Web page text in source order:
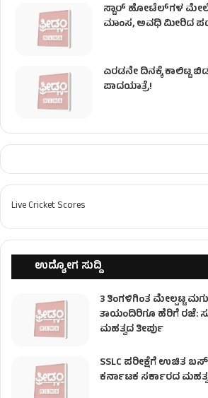
ಸ್ಟಾರ್ ಹೋಟೆಲ್​​​ಗಳ
ಮಾಂಸ, ಅವಧಿ ಮೀರಿದ
ಎರಡನೇ ದಿನಕ್ಕೆ ಕಾಲಿಟ್ಟ
ಪಾದಯಾತ್ರೆ!
Live Cricket Scores
ಉದ್ಯೋಗ ಸುದ್ದಿ
3 ತಿಂಗಳಿಗಿಂತ ಮೇಲ್ಪಟ್ಟ
ತಾಯಂದಿರಿಗೂ ಹೆರಿಗೆ ರಜೆ:
ಮಹತ್ವದ ತೀರ್ಪು
SSLC ಪರೀಕ್ಷೆಗೆ ಉಚಿತ
ಕರ್ನಾಟಕ ಸರ್ಕಾರದ